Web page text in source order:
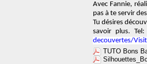
Avec Fannie,
pas à te servir
Tu désires
savoir plus.
decouvertes/
TUTO Bons